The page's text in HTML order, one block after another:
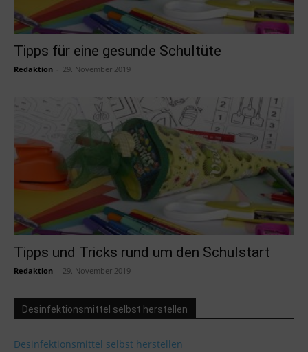
Tipps für eine gesunde Schultüte
Redaktion 29. November 2019
Tipps und Tricks rund um den Schulstart
Redaktion 29. November 2019
Desinfektionsmittel selbst herstellen
Desinfektionsmittel selbst herstellen